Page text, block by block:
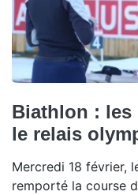
Biathlon : les
le relais
Mercredi 18 février,
remporté la course